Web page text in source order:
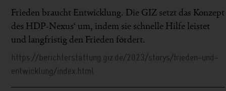
Frieden braucht Entwicklung. Die GIZ setzt das Konzept
des HDP-Nexus‘ um, indem sie schnelle Hilfe leistet
und langfristig den Frieden fördert.
https://berichterstattung.giz.de/2023/storys/frieden-und-
entwicklung/index.html